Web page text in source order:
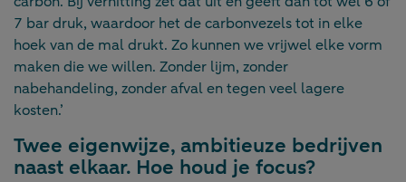
7 bar druk, waardoor het de carbonvezels tot in elke
hoek van de mal drukt. Zo kunnen we vrijwel elke vorm
maken die we willen. Zonder lijm, zonder
nabehandeling, zonder afval en tegen veel lagere
kosten.’
Twee eigenwijze, ambitieuze bedrijven
naast elkaar. Hoe houd je focus?